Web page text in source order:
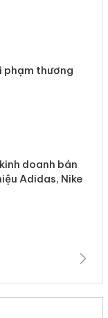
phạm thương
doanh bán
Adidas, Nike